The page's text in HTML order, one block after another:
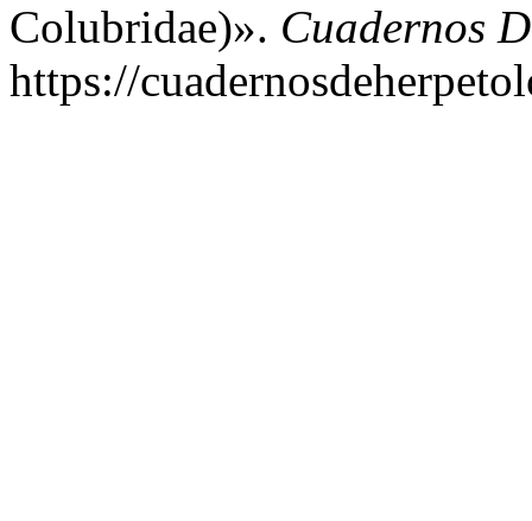
Colubridae)». Cuadernos
https://